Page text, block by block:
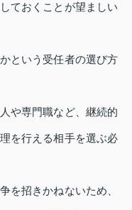
ておくことが望ましい
という受任者の選び方
や専門職など、継続的
を行える相手を選ぶ必
を招きかねないため、